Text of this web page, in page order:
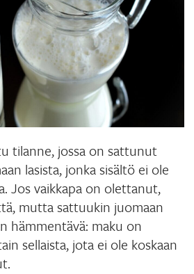
tilanne, jossa on sattunut
lasista, jonka sisältö ei ole
Jos vaikkapa on olettanut,
mutta sattuukin juomaan
hämmentävä: maku on
sellaista, jota ei ole koskaan